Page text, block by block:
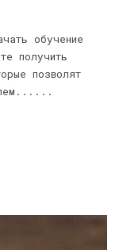
обучение
получить
позволят